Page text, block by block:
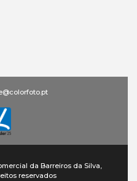
da Barreiros da Silva,
reservados